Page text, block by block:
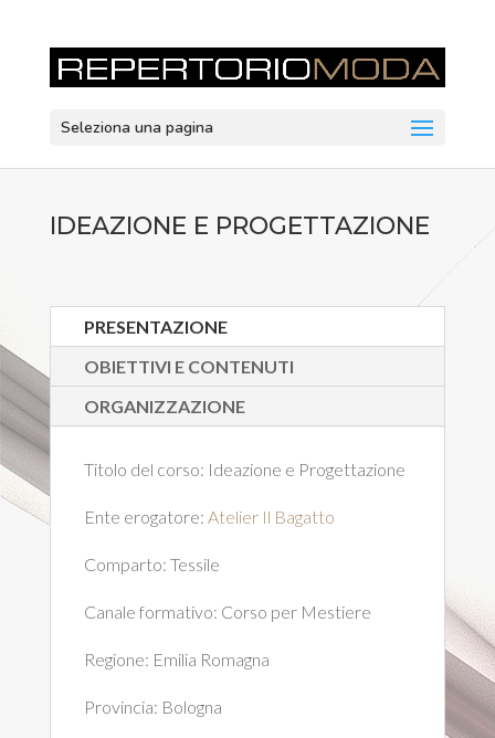
Seleziona una pagina
IDEAZIONE E PROGETTAZIONE
PRESENTAZIONE
OBIETTIVI E CONTENUTI
ORGANIZZAZIONE
Titolo del corso: Ideazione e Progettazione
Ente erogatore: Atelier Il Bagatto
Comparto: Tessile
Canale formativo: Corso per Mestiere
Regione: Emilia Romagna
Provincia: Bologna